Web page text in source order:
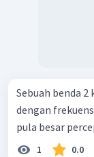
Sebuah benda
dengan
pula besar
1 0.0